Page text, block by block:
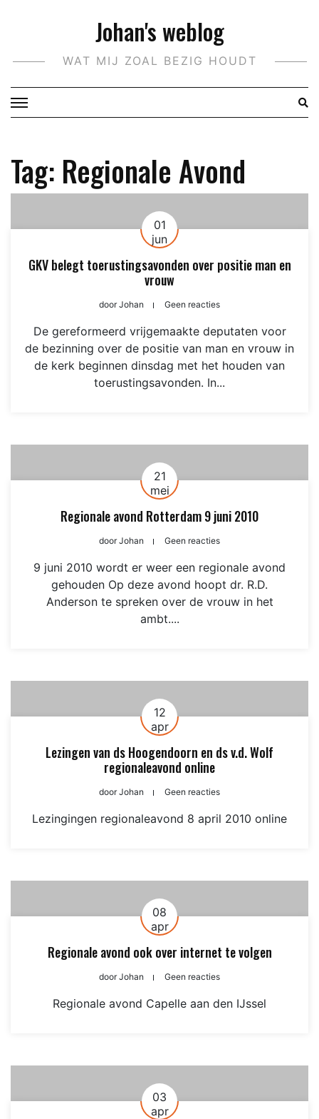
Johan's weblog
WAT MIJ ZOAL BEZIG HOUDT
Tag: Regionale Avond
01
jun
GKV belegt toerustingsavonden over positie man en
vrouw
doorJohan Geen reacties
De gereformeerd vrijgemaakte deputaten voor
de bezinning over de positie van man en vrouw in
de kerk beginnen dinsdag met het houden van
toerustingsavonden. In...
21
mei
Regionale avond Rotterdam 9 juni 2010
doorJohan Geen reacties
9 juni 2010 wordt er weer een regionale avond
gehouden Op deze avond hoopt dr. R.D.
Anderson te spreken over de vrouw in het
ambt....
12
apr
Lezingen van ds Hoogendoorn en ds v.d. Wolf
regionaleavond online
doorJohan Geen reacties
Lezingingen regionaleavond 8 april 2010 online
08
apr
Regionale avond ook over internet te volgen
doorJohan Geen reacties
Regionale avond Capelle aan den IJssel
03
apr